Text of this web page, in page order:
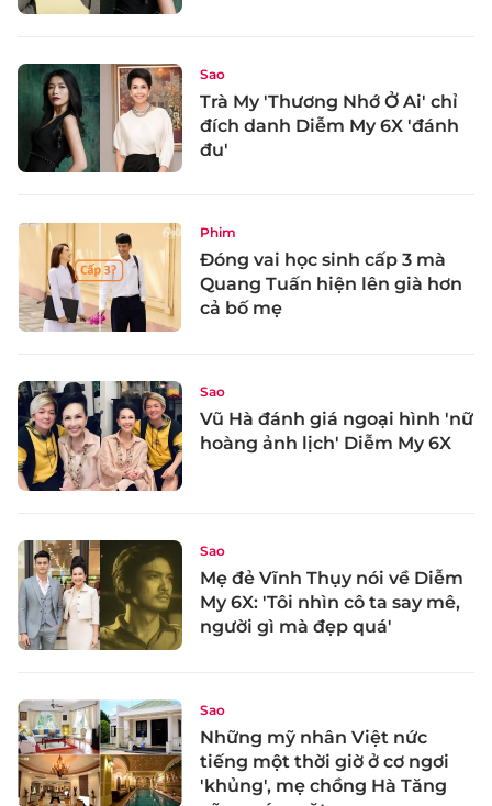
Sao
Trà My 'Thương Nhớ Ở Ai' chỉ
đích danh Diễm My 6X 'đánh
đu'
Phim
Đóng vai học sinh cấp 3 mà
Quang Tuấn hiện lên già hơn
cả bố mẹ
Sao
Vũ Hà đánh giá ngoại hình 'nữ
hoàng ảnh lịch' Diễm My 6X
Sao
Mẹ đẻ Vĩnh Thụy nói về Diễm
My 6X: 'Tôi nhìn cô ta say mê,
người gì mà đẹp quá'
Sao
Những mỹ nhân Việt nức
tiếng một thời giờ ở cơ ngơi
'khủng', mẹ chồng Hà Tăng